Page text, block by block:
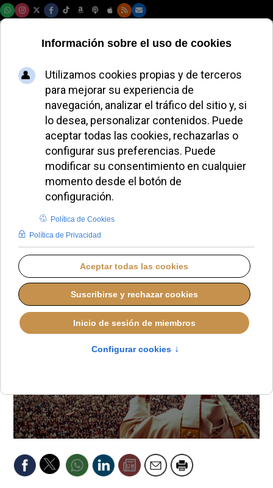
Vídeo | El Vaticano
llevará a cabo la
digitalización de
más de cuatro
millones
JUEVES, 09 JULIO 2026 14:08